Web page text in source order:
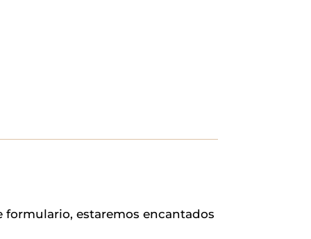
formulario, estaremos encantados